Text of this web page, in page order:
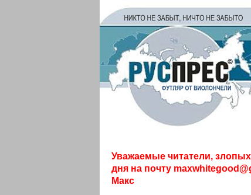
Уважаемые читатели,
дня на почту
Макс